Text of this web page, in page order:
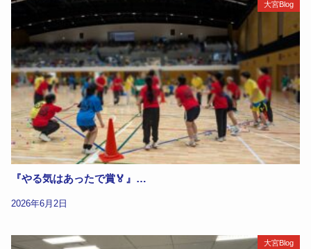
大宮Blog
『やる気はあったで賞🏅』…
2026年6月2日
大宮Blog